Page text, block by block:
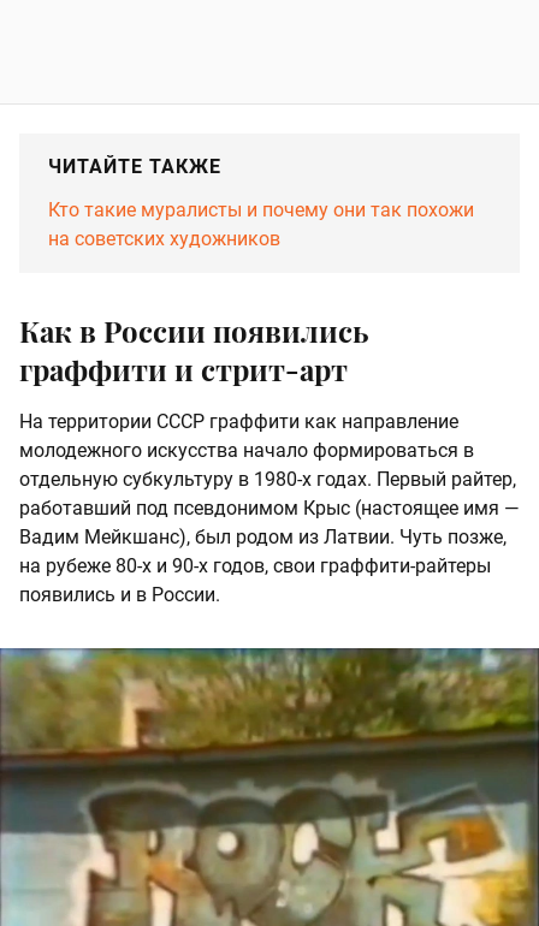
ЧИТАЙТЕ ТАКЖЕ
Кто такие муралисты и почему они так похожи
на советских художников
Как в России появились
граффити и стрит-арт
На территории СССР граффити как направление
молодежного искусства начало формироваться в
отдельную субкультуру в 1980-х годах. Первый райтер,
работавший под псевдонимом Крыс (настоящее имя —
Вадим Мейкшанс), был родом из Латвии. Чуть позже,
на рубеже 80-х и 90-х годов, свои граффити-райтеры
появились и в России.